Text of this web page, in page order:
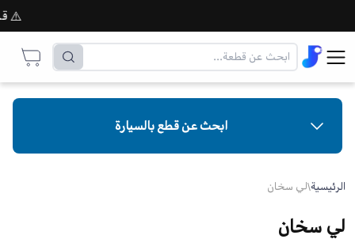
⚠️ قبل
ابحث عن قطع بالسيارة
الرئيسية\لي سخان
لي سخان